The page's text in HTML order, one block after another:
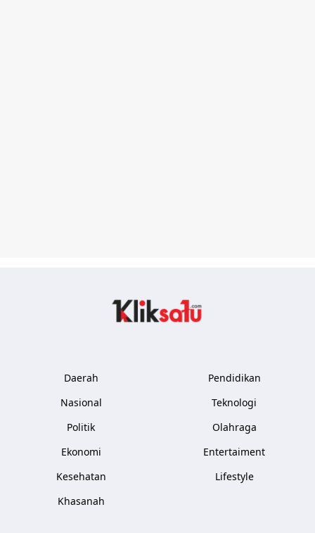
Daerah
Nasional
Politik
Ekonomi
Kesehatan
Khasanah
Pendidikan
Teknologi
Olahraga
Entertaiment
Lifestyle